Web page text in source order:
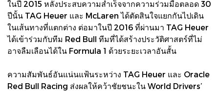
ในปี 2015 หลังประสบความสำเร็จจากความร่วมมือตลอด 30
ปีนั้น TAG Heuer และ McLaren ได้ตัดสินใจแยกกันไปเดิน
ในเส้นทางที่แตกต่าง ต่อมาในปี 2016 ที่ผ่านมา TAG Heuer
ได้เข้าร่วมกับทีม Red Bull ทีมที่ได้สร้างประวัติศาสตร์ที่ไม่
อาจลืมเลือนได้ใน Formula 1 ด้วยระยะเวลาอันสั้น
ความสัมพันธ์อันแน่นแฟ้นระหว่าง TAG Heuer และ Oracle
Red Bull Racing ส่งผลให้คว้าชัยชนะใน World Drivers’